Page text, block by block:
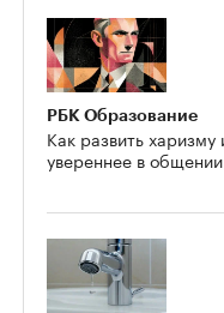
РБК Образование
Как развить харизму
увереннее в общении